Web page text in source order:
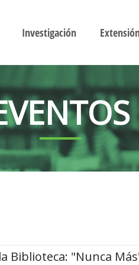
Investigación
Biblioteca: "Nunca